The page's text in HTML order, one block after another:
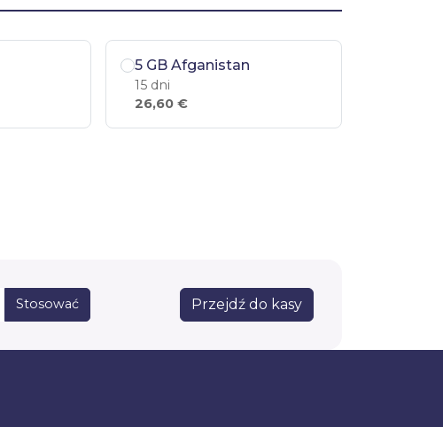
5 GB Afganistan
15 dni
26,60 €
Stosować Przejdź do kasy